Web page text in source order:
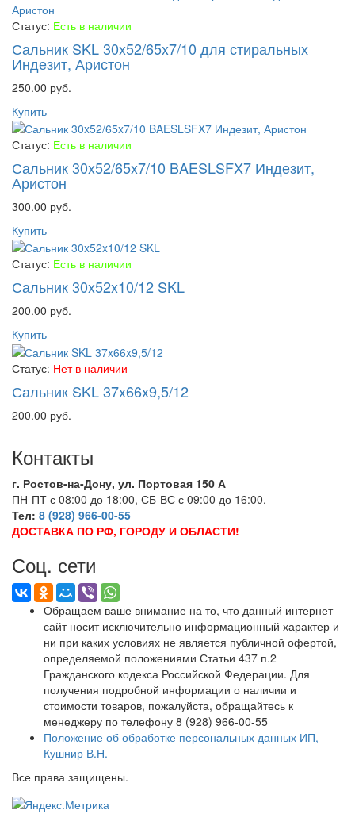
Статус: Есть в наличии
Сальник SKL 30x52/65x7/10 для стиральных
Индезит, Аристон
250.00 руб.
Купить
Статус: Есть в наличии
Сальник 30x52/65x7/10 BAESLSFX7 Индезит,
Аристон
300.00 руб.
Купить
Статус: Есть в наличии
Сальник 30x52x10/12 SKL
200.00 руб.
Купить
Статус: Нет в наличии
Сальник SKL 37x66x9,5/12
200.00 руб.
Контакты
г. Ростов-на-Дону, ул. Портовая 150 А
ПН-ПТ с 08:00 до 18:00, СБ-ВС с 09:00 до 16:00.
Тел: 8 (928) 966-00-55
ДОСТАВКА ПО РФ, ГОРОДУ И ОБЛАСТИ!
Соц. сети
Обращаем ваше внимание на то, что данный интернет-
сайт носит исключительно информационный характер и
ни при каких условиях не является публичной офертой,
определяемой положениями Статьи 437 п.2
Гражданского кодекса Российской Федерации. Для
получения подробной информации о наличии и
стоимости товаров, пожалуйста, обращайтесь к
менеджеру по телефону 8 (928) 966-00-55
Положение об обработке персональных данных ИП,
Кушнир В.Н.
Все права защищены.